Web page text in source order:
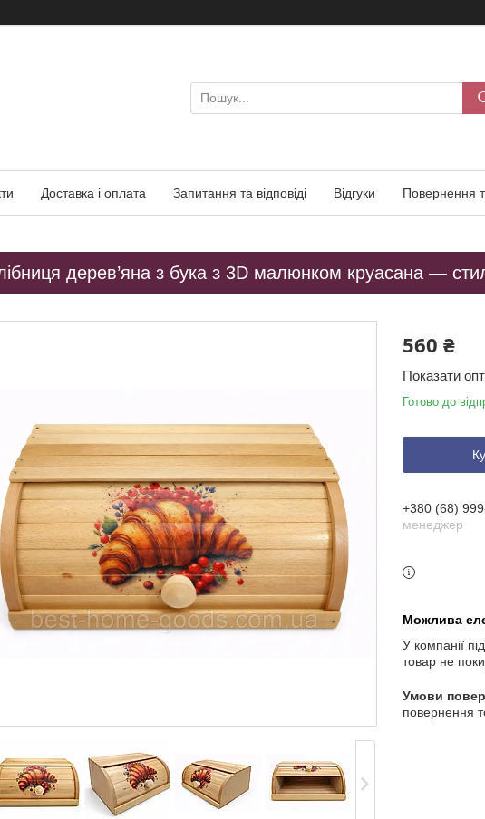
Доставка і оплата Запитання та відповіді Відгуки Повернення
дерев’яна з бука з 3D малюнком круасана —
560 ₴
Показати
Готово до
+380 (68)
менеджер
У компанії
товар не
повернення